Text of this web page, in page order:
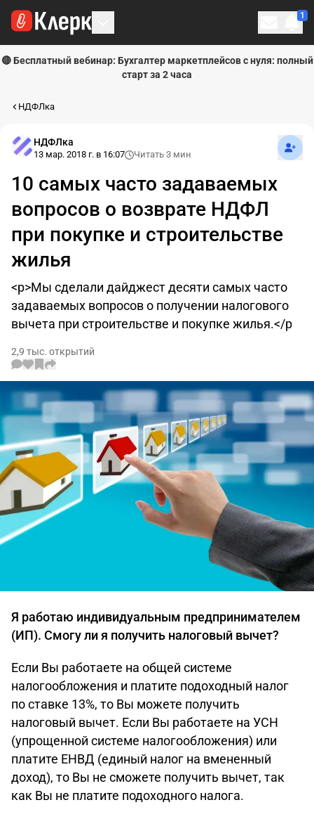
1
🔴 Бесплатный вебинар: Бухгалтер маркетплейсов с нуля: полный
старт за 2 часа
НДФЛка
НДФЛка
13 мар. 2018 г. в 16:07 Читать 3 мин
10 самых часто задаваемых
вопросов о возврате НДФЛ
при покупке и строительстве
жилья
<p>Мы сделали дайджест десяти самых часто
задаваемых вопросов о получении налогового
вычета при строительстве и покупке жилья.</p
2,9 тыс. открытий
Я работаю индивидуальным предпринимателем
(ИП). Смогу ли я получить налоговый вычет?
Если Вы работаете на общей системе
налогообложения и платите подоходный налог
по ставке 13%, то Вы можете получить
налоговый вычет. Если Вы работаете на УСН
(упрощенной системе налогообложения) или
платите ЕНВД (единый налог на вмененный
доход), то Вы не сможете получить вычет, так
как Вы не платите подоходного налога.